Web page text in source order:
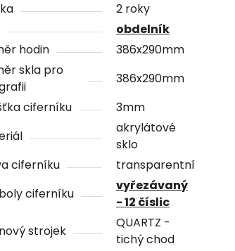
2 roky
obdelník
hodin
386x290mm
skla pro
386x290mm
ciferníku
3mm
akrylátové
sklo
ciferníku
transparentní
ciferníku
vyřezávaný
- 12 číslic
strojek
QUARTZ -
tichý chod